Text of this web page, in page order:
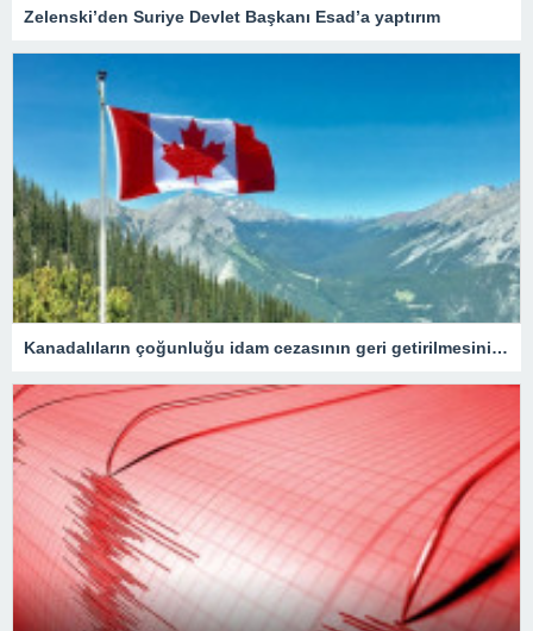
Zelenski’den Suriye Devlet Başkanı Esad’a yaptırım
Kanadalıların çoğunluğu idam cezasının geri getirilmesini onaylıyor